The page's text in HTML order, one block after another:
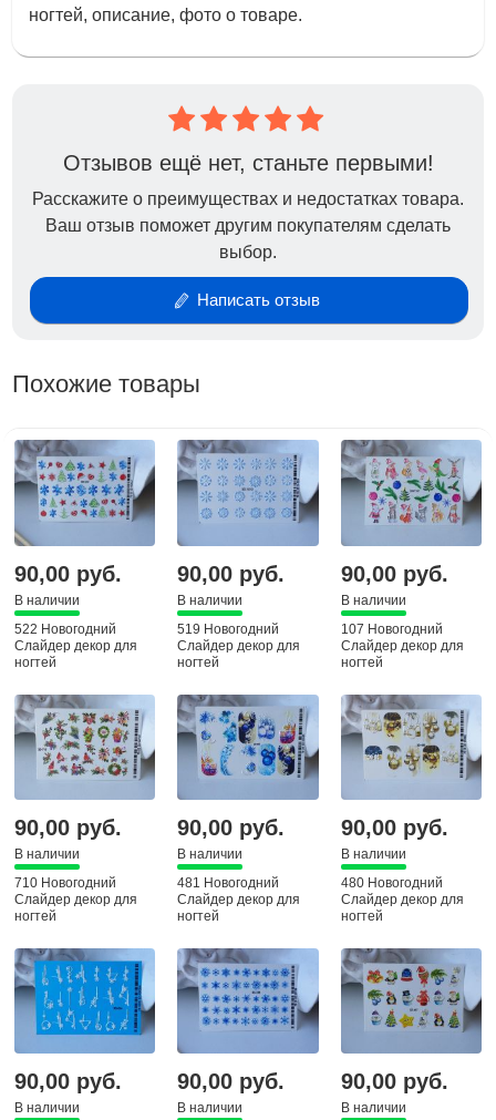
ногтей, описание, фото о товаре.
Отзывов ещё нет, станьте первыми!
Расскажите о преимуществах и недостатках товара.
Ваш отзыв поможет другим покупателям сделать
выбор.
Написать отзыв
Похожие товары
90,00 руб.
В наличии
522 Новогодний
Слайдер декор для
ногтей
90,00 руб.
В наличии
519 Новогодний
Слайдер декор для
ногтей
90,00 руб.
В наличии
107 Новогодний
Слайдер декор для
ногтей
90,00 руб.
В наличии
710 Новогодний
Слайдер декор для
ногтей
90,00 руб.
В наличии
481 Новогодний
Слайдер декор для
ногтей
90,00 руб.
В наличии
480 Новогодний
Слайдер декор для
ногтей
90,00 руб.
В наличии
90,00 руб.
В наличии
90,00 руб.
В наличии